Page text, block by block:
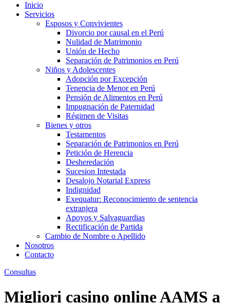
Inicio
Servicios
Esposos y Convivientes
Divorcio por causal en el Perú
Nulidad de Matrimonio
Unión de Hecho
Separación de Patrimonios en Perú
Niños y Adolescentes
Adopción por Excepción
Tenencia de Menor en Perú
Pensión de Alimentos en Perú
Impugnación de Paternidad
Régimen de Visitas
Bienes y otros
Testamentos
Separación de Patrimonios en Perú
Petición de Herencia
Desheredación
Sucesion Intestada
Desalojo Notarial Express
Indignidad
Exequatur: Reconocimiento de sentencia
extranjera
Apoyos y Salvaguardias
Rectificación de Partida
Cambio de Nombre o Apellido
Nosotros
Contacto
Consultas
Migliori casino online AAMS a